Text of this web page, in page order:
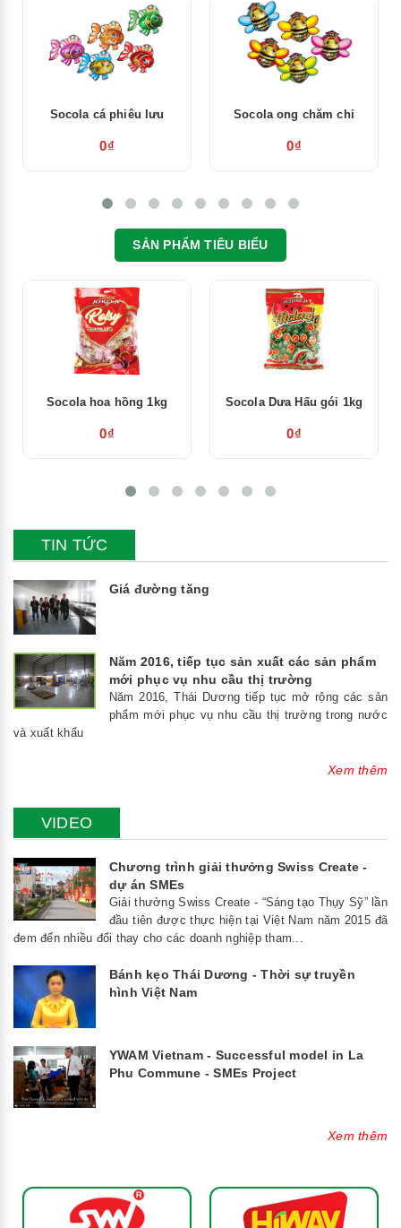
Socola cá phiêu lưu
0₫
Socola ong chăm chỉ
0₫
SẢN PHẨM TIÊU BIỂU
Socola hoa hồng 1kg
0₫
Socola Dưa Hấu gói 1kg
0₫
TIN TỨC
Giá đường tăng
Năm 2016, tiếp tục sản xuất các sản phẩm
mới phục vụ nhu cầu thị trường
Năm 2016, Thái Dương tiếp tục mở rộng các sản
phẩm mới phục vụ nhu cầu thị trường trong nước
và xuất khẩu
Xem thêm
VIDEO
Chương trình giải thưởng Swiss Create -
dự án SMEs
Giải thưởng Swiss Create - “Sáng tạo Thụy Sỹ” lần
đầu tiên được thực hiện tại Việt Nam năm 2015 đã
đem đến nhiều đổi thay cho các doanh nghiệp tham...
Bánh kẹo Thái Dương - Thời sự truyền
hình Việt Nam
YWAM Vietnam - Successful model in La
Phu Commune - SMEs Project
Xem thêm